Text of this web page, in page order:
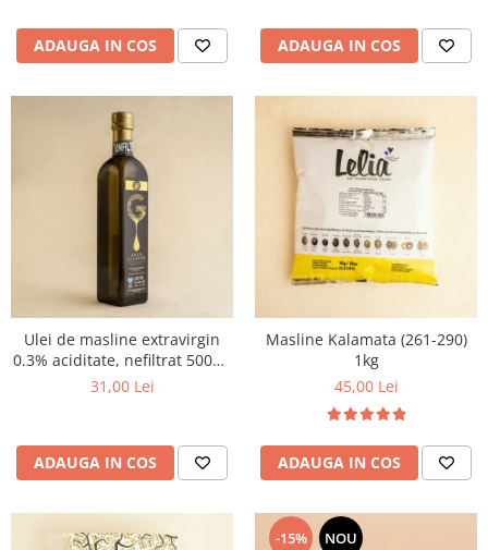
ADAUGA IN COS ADAUGA IN COS
Ulei de masline extravirgin
0.3% aciditate, nefiltrat 500ml
- presat la rece
31,00 Lei
ADAUGA IN COS
Masline Kalamata (261-290)
1kg
45,00 Lei
ADAUGA IN COS
-15% NOU